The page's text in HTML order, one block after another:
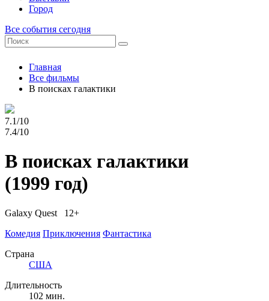
Город
Все события сегодня
Главная
Все фильмы
В поисках галактики
7.1/10
7.4/10
В поисках галактики
(1999 год)
Galaxy Quest 12+
Комедия Приключения Фантастика
Страна
США
Длительность
102 мин.